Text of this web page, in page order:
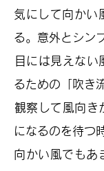
気にして向かい
る。意外とシン
目には見えない
るための「吹き
観察して風向き
になるのを待つ
向かい風でもあ